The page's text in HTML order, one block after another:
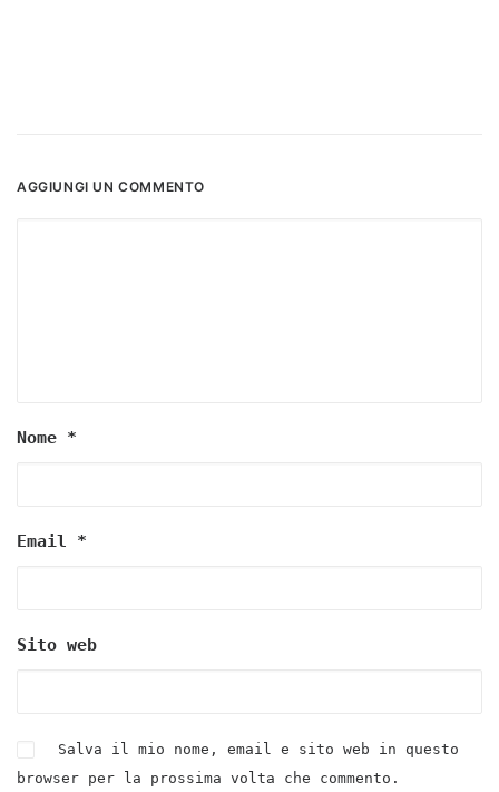
AGGIUNGI UN COMMENTO
Nome *
Email *
Sito web
Salva il mio nome, email e sito web in questo
browser per la prossima volta che commento.